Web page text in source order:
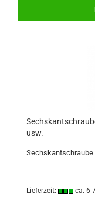
usw.
Sechskantschraube
Lieferzeit: ca. 6-